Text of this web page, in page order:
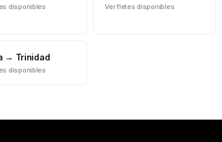
disponibles Ver fletes disponibles
→ Trinidad
disponibles